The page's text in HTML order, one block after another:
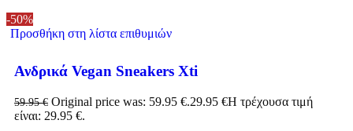
-50%
Προσθήκη στη λίστα επιθυμιών
Ανδρικά Vegan Sneakers Xti
59.95€ Original price was: 59.95 €.29.95 €Η τρέχουσα τιμή
είναι: 29.95 €.